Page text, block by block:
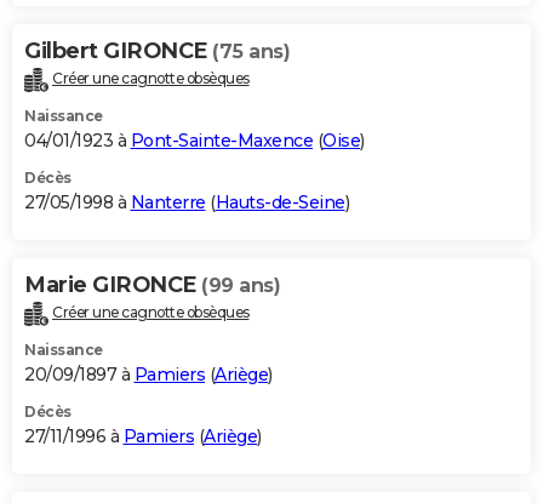
Gilbert GIRONCE (75 ans)
Créer une cagnotte obsèques
Naissance
04/01/1923 à Pont-Sainte-Maxence (Oise)
Décès
27/05/1998 à Nanterre (Hauts-de-Seine)
Marie GIRONCE (99 ans)
Créer une cagnotte obsèques
Naissance
20/09/1897 à Pamiers (Ariège)
Décès
27/11/1996 à Pamiers (Ariège)